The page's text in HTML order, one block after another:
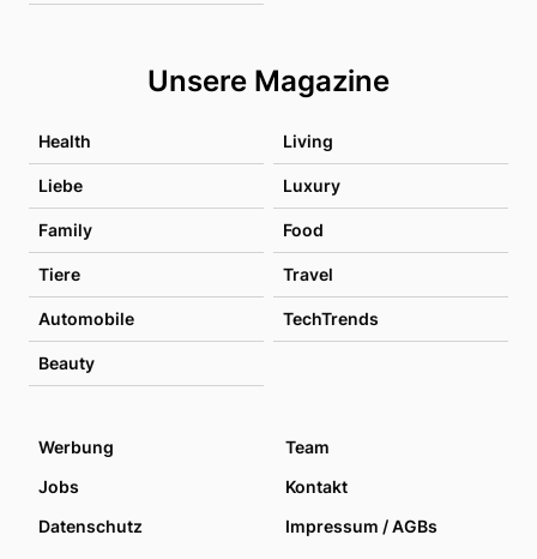
Unsere Magazine
Health Living
Liebe Luxury
Family Food
Tiere Travel
Automobile TechTrends
Beauty
Werbung
Team
Jobs
Kontakt
Datenschutz
Impressum / AGBs